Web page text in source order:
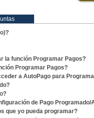
la función Programar Pagos?
Programar Pagos?
a AutoPago para
de Pago Programado/
que yo pueda programar?